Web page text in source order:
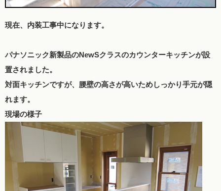
現在、内装工事中になります。
パナソニック新製品のNewSクラスのカウンターキッチンが設
置されました。
対面キッチンですが、腰壁の高さが高いためしっかり手元が隠
れます。
現場の様子